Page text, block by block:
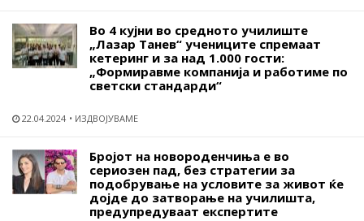
Во 4 кујни во средното училиште
„Лазар Танев“ учениците спремаат
кетеринг и за над 1.000 гости:
„Формиравме компанија и работиме по
светски стандарди“
22.04.2024 ИЗДВОЈУВАМЕ
Бројот на новороденчиња е во
сериозен пад, без стратегии за
подобрување на условите за живот ќе
дојде до затворање на училишта,
предупредуваат експертите